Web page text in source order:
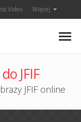
Video Więcej
JFIF
JFIF online